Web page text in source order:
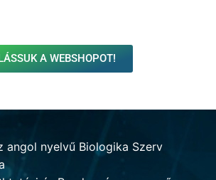
LÁSSUK A WEBSHOPOT!
angol nyelvű Biologika Szerv